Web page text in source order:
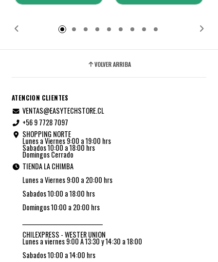
VOLVER ARRIBA
ATENCION CLIENTES
VENTAS@EASYTECHSTORE.CL
+56 9 7728 7097
SHOPPING NORTE
Lunes a Viernes 9:00 a 19:00 hrs
Sabados 10:00 a 18:00 hrs
Domingos Cerrado
TIENDA LA CHIMBA
Lunes a Viernes 9:00 a 20:00 hrs
Sabados 10:00 a 18:00 hrs
Domingos 10:00 a 20:00 hrs
CHILEXPRESS - WESTER UNION
Lunes a viernes 9:00 A 13:30 y 14:30 a 18:00
Sabados 10:00 a 14:00 hrs